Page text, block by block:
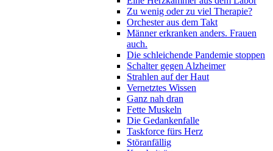
Zu wenig oder zu viel Therapie?
Orchester aus dem Takt
Männer erkranken anders. Frauen
auch.
Die schleichende Pandemie stoppen
Schalter gegen Alzheimer
Strahlen auf der Haut
Vernetztes Wissen
Ganz nah dran
Fette Muskeln
Die Gedankenfalle
Taskforce fürs Herz
Störanfällig